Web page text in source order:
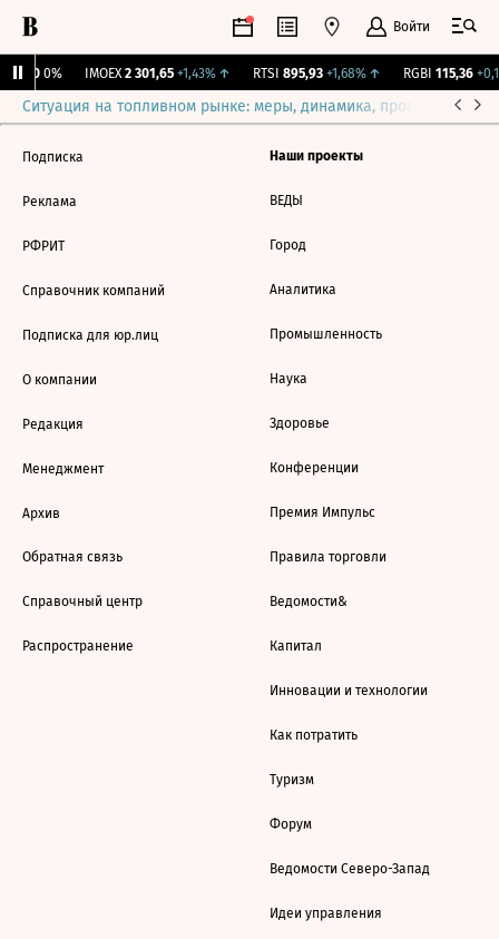
Войти
0% IMOEX 2 301,65 +1,43%↑ RTSI 895,93 +1,68%↑ RGBI 115,36
Ситуация на топливном рынке: меры, динамика, прогнозы
Подписка
Реклама
РФРИТ
Справочник компаний
Подписка для юр.лиц
О компании
Редакция
Менеджмент
Архив
Обратная связь
Справочный центр
Распространение
Наши проекты
ВЕДЫ
Город
Аналитика
Промышленность
Наука
Здоровье
Конференции
Премия Импульс
Правила торговли
Ведомости&
Капитал
Инновации и технологии
Как потратить
Туризм
Форум
Ведомости Северо-Запад
Идеи управления